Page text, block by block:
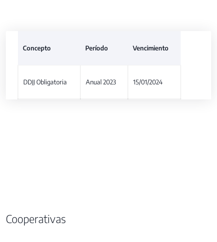
Concepto Período Vencimiento
DDJJ Obligatoria Anual 2023 15/01/2024
Cooperativas